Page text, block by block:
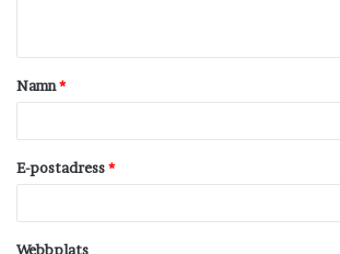
t
a
Namn*
E-postadress*
Webbplats